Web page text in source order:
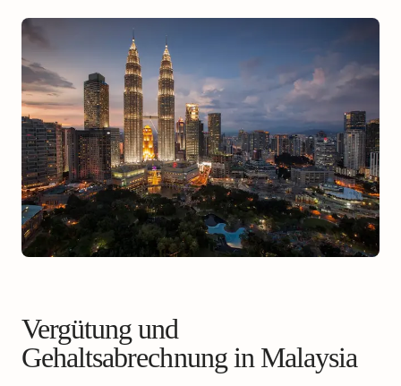
Vergütung und
Gehaltsabrechnung in Malaysia